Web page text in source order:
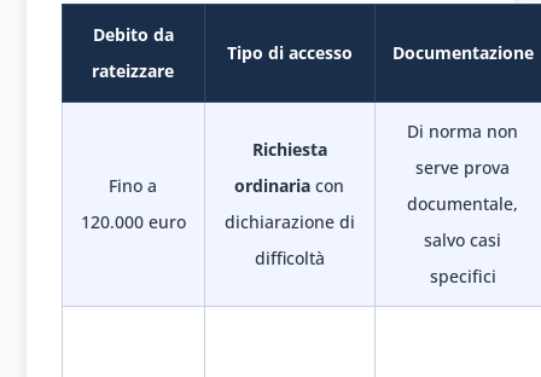
Debito da
rateizzare
Tipo di accesso Documentazione
Fino a
120.000 euro
Richiesta
ordinaria con
dichiarazione di
difficoltà
Di norma non
serve prova
documentale,
salvo casi
specifici